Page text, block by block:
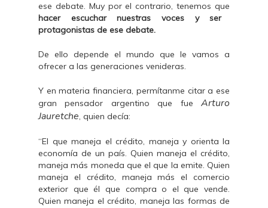
ese debate. Muy por el contrario, tenemos que
hacer escuchar nuestras voces y ser
protagonistas de ese debate.
De ello depende el mundo que le vamos a
ofrecer a las generaciones venideras.
Y en materia financiera, permítanme citar a ese
gran pensador argentino que fue Arturo
Jauretche, quien decía:
“El que maneja el crédito, maneja y orienta la
economía de un país. Quien maneja el crédito,
maneja más moneda que el que la emite. Quien
maneja el crédito, maneja más el comercio
exterior que él que compra o el que vende.
Quien maneja el crédito, maneja las formas de